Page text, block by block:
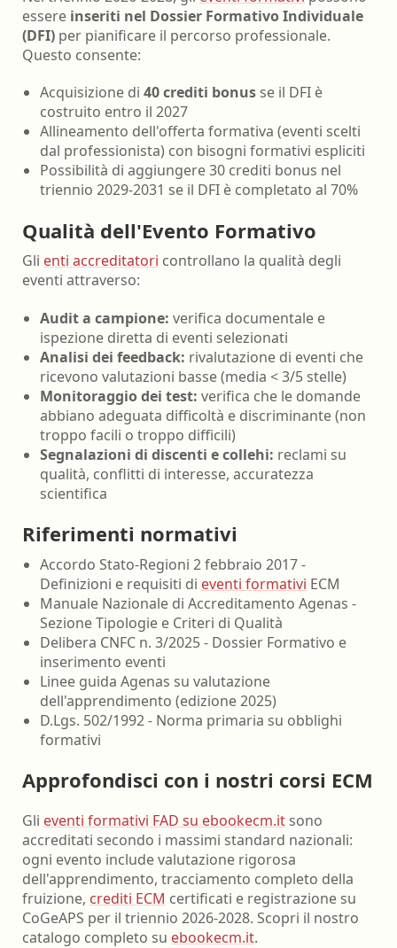
essere inseriti nel Dossier Formativo Individuale
(DFI) per pianificare il percorso professionale.
Questo consente:
Acquisizione di 40 crediti bonus se il DFI è
costruito entro il 2027
Allineamento dell'offerta formativa (eventi scelti
dal professionista) con bisogni formativi espliciti
Possibilità di aggiungere 30 crediti bonus nel
triennio 2029-2031 se il DFI è completato al 70%
Qualità dell'Evento Formativo
Gli enti accreditatori controllano la qualità degli
eventi attraverso:
Audit a campione: verifica documentale e
ispezione diretta di eventi selezionati
Analisi dei feedback: rivalutazione di eventi che
ricevono valutazioni basse (media < 3/5 stelle)
Monitoraggio dei test: verifica che le domande
abbiano adeguata difficoltà e discriminante (non
troppo facili o troppo difficili)
Segnalazioni di discenti e collehi: reclami su
qualità, conflitti di interesse, accuratezza
scientifica
Riferimenti normativi
Accordo Stato-Regioni 2 febbraio 2017 -
Definizioni e requisiti di eventi formativi ECM
Manuale Nazionale di Accreditamento Agenas -
Sezione Tipologie e Criteri di Qualità
Delibera CNFC n. 3/2025 - Dossier Formativo e
inserimento eventi
Linee guida Agenas su valutazione
dell'apprendimento (edizione 2025)
D.Lgs. 502/1992 - Norma primaria su obblighi
formativi
Approfondisci con i nostri corsi ECM
Gli eventi formativi FAD su ebookecm.it sono
accreditati secondo i massimi standard nazionali:
ogni evento include valutazione rigorosa
dell'apprendimento, tracciamento completo della
fruizione, crediti ECM certificati e registrazione su
CoGeAPS per il triennio 2026-2028. Scopri il nostro
catalogo completo su ebookecm.it.